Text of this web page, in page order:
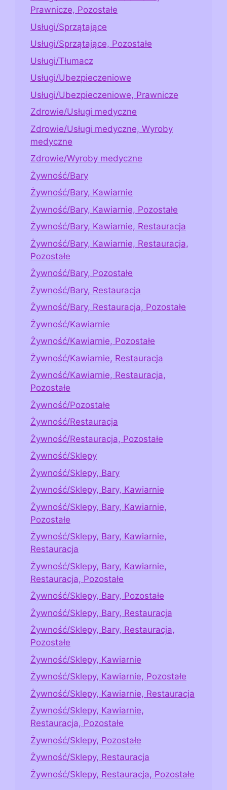
Prawnicze, Pozostałe
Usługi/Sprzątające
Usługi/Sprzątające, Pozostałe
Usługi/Tłumacz
Usługi/Ubezpieczeniowe
Usługi/Ubezpieczeniowe, Prawnicze
Zdrowie/Usługi medyczne
Zdrowie/Usługi medyczne, Wyroby
medyczne
Zdrowie/Wyroby medyczne
Żywność/Bary
Żywność/Bary, Kawiarnie
Żywność/Bary, Kawiarnie, Pozostałe
Żywność/Bary, Kawiarnie, Restauracja
Żywność/Bary, Kawiarnie, Restauracja,
Pozostałe
Żywność/Bary, Pozostałe
Żywność/Bary, Restauracja
Żywność/Bary, Restauracja, Pozostałe
Żywność/Kawiarnie
Żywność/Kawiarnie, Pozostałe
Żywność/Kawiarnie, Restauracja
Żywność/Kawiarnie, Restauracja,
Pozostałe
Żywność/Pozostałe
Żywność/Restauracja
Żywność/Restauracja, Pozostałe
Żywność/Sklepy
Żywność/Sklepy, Bary
Żywność/Sklepy, Bary, Kawiarnie
Żywność/Sklepy, Bary, Kawiarnie,
Pozostałe
Żywność/Sklepy, Bary, Kawiarnie,
Restauracja
Żywność/Sklepy, Bary, Kawiarnie,
Restauracja, Pozostałe
Żywność/Sklepy, Bary, Pozostałe
Żywność/Sklepy, Bary, Restauracja
Żywność/Sklepy, Bary, Restauracja,
Pozostałe
Żywność/Sklepy, Kawiarnie
Żywność/Sklepy, Kawiarnie, Pozostałe
Żywność/Sklepy, Kawiarnie, Restauracja
Żywność/Sklepy, Kawiarnie,
Restauracja, Pozostałe
Żywność/Sklepy, Pozostałe
Żywność/Sklepy, Restauracja
Żywność/Sklepy, Restauracja, Pozostałe